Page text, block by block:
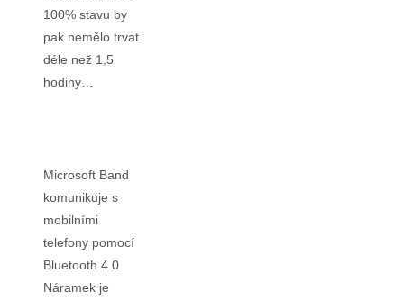
100% stavu by
pak nemělo trvat
déle než 1,5
hodiny…
Microsoft Band
komunikuje s
mobilními
telefony pomocí
Bluetooth 4.0.
Náramek je